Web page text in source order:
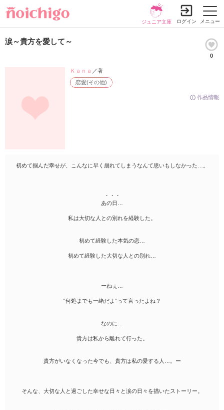
メニュー
ジュニア文庫 ログイン
涙～貴方を愛して～
0
作品情報
恋愛(その他)
Ｋａｎａ ／著
初めて掴んだ幸せが、こんなに早く崩れてしまうなんて思いもしなかった…。
・・・
あの日…
私は大切な人との別れを経験した。
初めて経験した本気の恋…
初めて経験した大切な人との別れ…
ーねぇ…
“何処までも一緒だよ”って言ったよね？
なのに…
貴方は私から離れて行った。
貴方がいなくなった今でも、貴方は私の愛する人…。ー
そんな、大切な人と過ごした幸せな日々と涙の日々を描いたストーリー。